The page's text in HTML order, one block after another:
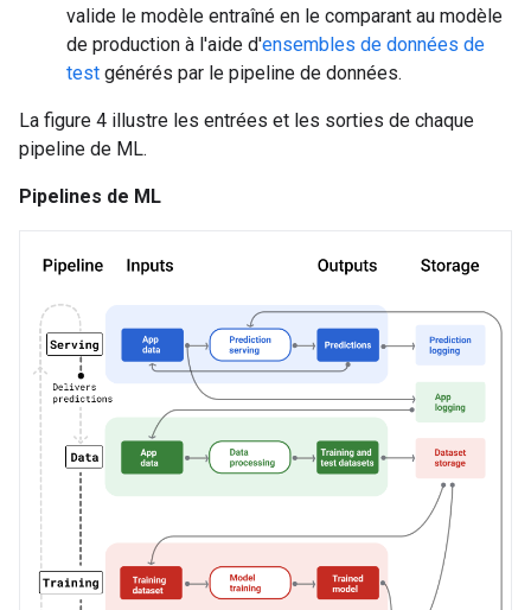
valide le modèle entraîné en le comparant au modèle
de production à l'aide d'ensembles de données de
test générés par le pipeline de données.
La figure 4 illustre les entrées et les sorties de chaque
pipeline de ML.
Pipelines de ML